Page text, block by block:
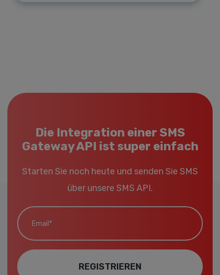
Die Integration einer SMS
Gateway API ist super einfach
Starten Sie noch heute und senden Sie SMS
über unsere SMS API.
Email*
REGISTRIEREN